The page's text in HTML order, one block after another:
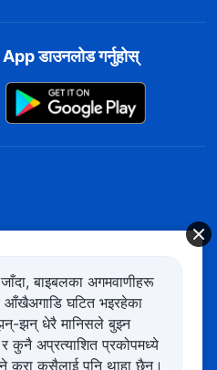
App डाउनलोड गर्नुहोस्
बाइबलका अगमवाणीहरू
आँखैअगाडि घटित भइरहेका
झन् धेरै मानिसले बुझ्न
कुनै अप्रत्याशित प्रकोपमध्ये
कुरा कसैलाई पनि थाहा छैन।